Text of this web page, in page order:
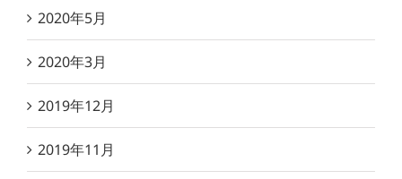
2020年5月
2020年3月
2019年12月
2019年11月